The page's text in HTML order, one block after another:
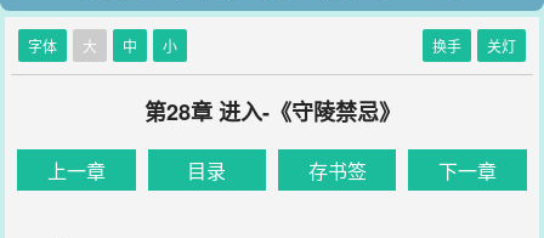
字体 大 中 小 换手 关灯
第28章 进入-《守陵禁忌》
上一章 目录 存书签 下一章